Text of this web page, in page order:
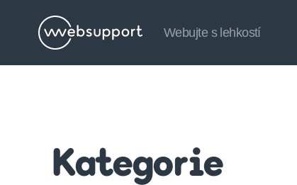
Websupport.cz
Webujte s lehkostí
Kategorie